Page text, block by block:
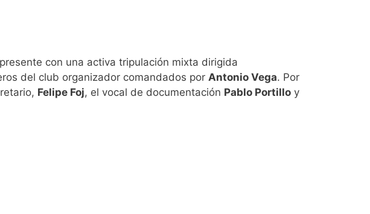
con una activa tripulación mixta dirigida
del club organizador comandados por Antonio Vega. Por
Felipe Foj, el vocal de documentación Pablo Portillo y